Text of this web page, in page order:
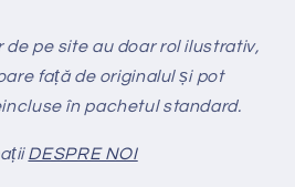
pe site au doar rol ilustrativ,
față de originalul și pot
în pachetul standard.
DESPRE NOI